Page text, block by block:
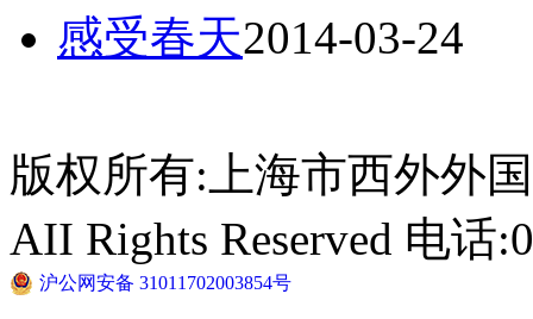
感受春天2014-03-24
版权所有:上海市西外外
AII Rights Reserved 电话
沪公网安备 31011702003854号